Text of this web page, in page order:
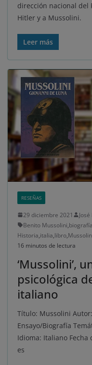
dirección nacional del
Hitler y a Mussolini.
Leer más
RESEÑAS
29 diciembre 2021
Benito Mussolini,biografía
Historia,italia,libro,
16 minutos de lectura
‘Mussolini’,
psicológica
italiano
Título: Mussolini
Ensayo/Biografía
Idioma: Italiano Fecha
es